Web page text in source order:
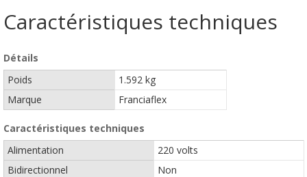
Caractéristiques techniques
Détails
Poids
1.592 kg
Marque
Franciaflex
Caractéristiques techniques
Alimentation
220 volts
Bidirectionnel
Non